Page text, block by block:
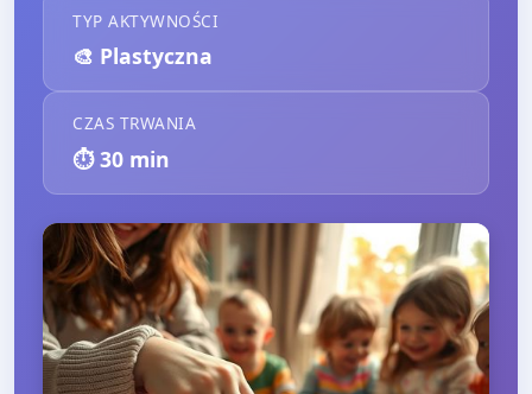
TYP AKTYWNOŚCI
🎨 Plastyczna
CZAS TRWANIA
⏱️30 min